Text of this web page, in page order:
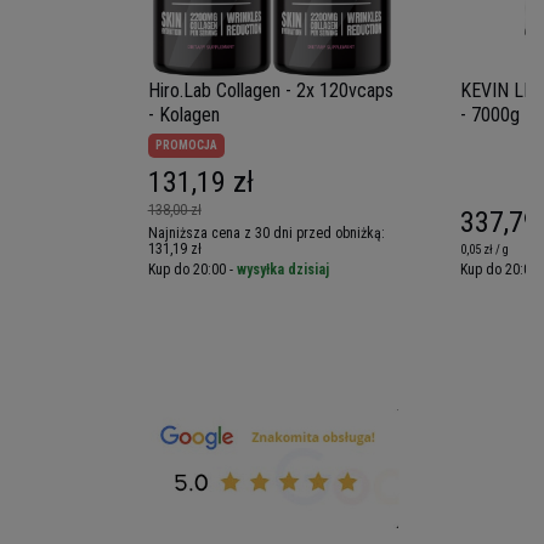
(Lemon Ice): Kwas cytrynowy, kwas
jabłkowy, sól, krzemionka, naturalny i sztuczny
aromat cytrynowy, kurkuma w proszku (kolor),
Hiro.Lab Collagen - 2x 120vcaps
- Kolagen
PROMOCJA
138,00 zł
131,19 zł
Najniższa cena z 30 dni przed obniżką:
131,19 zł
Kup do 20:00 - wysyłka dzisiaj
KEVIN
- 7000g
337,79
0,05 zł / g
Kup do 20:00